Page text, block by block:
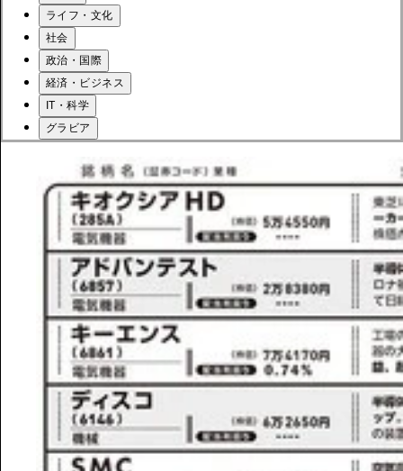
ライフ・文化
社会
政治・国際
経済・ビジネス
IT・科学
グラビア